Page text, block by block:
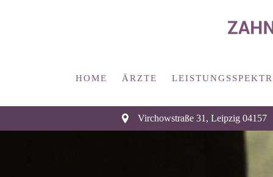
HOME ÄRZTE
Virchowstraße 31 , Leipzig 04157